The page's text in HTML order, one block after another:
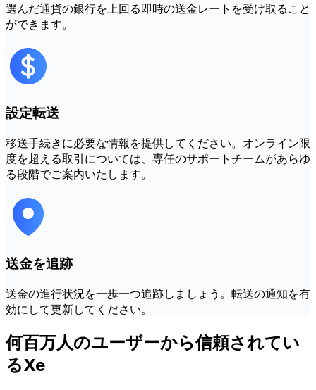
選んだ通貨の銀行を上回る即時の送金レートを受け取ること
ができます。
設定転送
移送手続きに必要な情報を提供してください。オンライン限
度を超える取引については、専任のサポートチームがあらゆ
る段階でご案内いたします。
送金を追跡
送金の進行状況を一歩一つ追跡しましょう。転送の通知を有
効にして更新してください。
何百万人のユーザーから信頼されてい
るXe